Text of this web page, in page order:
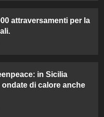
attraversamenti per la
in Sicilia
ondate di calore anche